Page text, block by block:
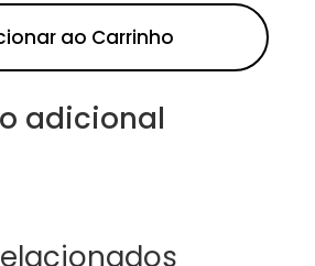
ao Carrinho
adicional